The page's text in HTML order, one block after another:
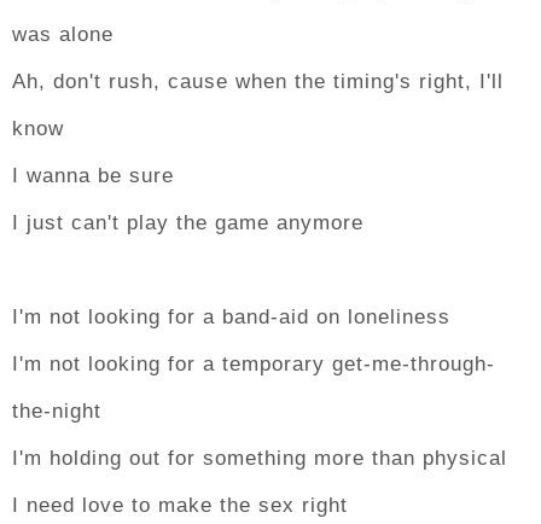
was alone
Ah, don't rush, cause when the timing's right, I'll
know
I wanna be sure
I just can't play the game anymore
I'm not looking for a band-aid on loneliness
I'm not looking for a temporary get-me-through-
the-night
I'm holding out for something more than physical
I need love to make the sex right